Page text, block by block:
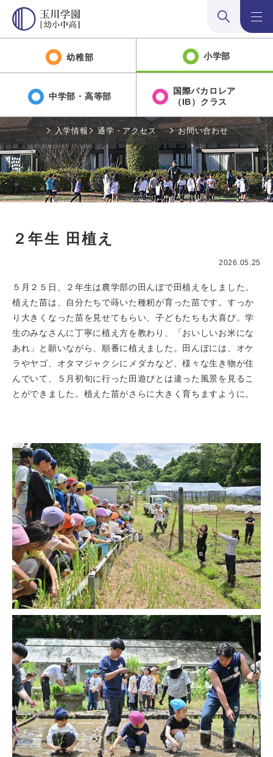
検索:開くメニュ
幼稚部 小学部
中学部・高等部
国際バカロレア
（IB）クラス
入学情報 通学・アクセス お問い合わせ
２年生 田植え
2026.05.25
５月２５日、２年生は農学部の田んぼで田植えをしました。
植えた苗は、自分たちで蒔いた種籾が育った苗です。すっか
り大きくなった苗を見せてもらい、子どもたちも大喜び。学
生のみなさんに丁寧に植え方を教わり、「おいしいお米にな
あれ」と願いながら、順番に植えました。田んぼには、オケ
ラやヤゴ、オタマジャクシにメダカなど、様々な生き物が住
んでいて、５月初旬に行った田遊びとは違った風景を見るこ
とができました。植えた苗がさらに大きく育ちますように。